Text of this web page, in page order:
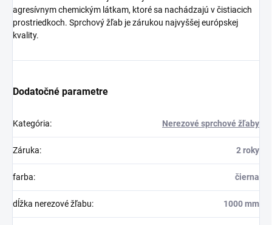
agresívnym chemickým látkam, ktoré sa nachádzajú v čistiacich
prostriedkoch. Sprchový žľab je zárukou najvyššej európskej
kvality.
Dodatočné parametre
Kategória: Nerezové sprchové žľaby
Záruka: 2 roky
farba: čierna
dĺžka nerezové žľabu: 1000 mm